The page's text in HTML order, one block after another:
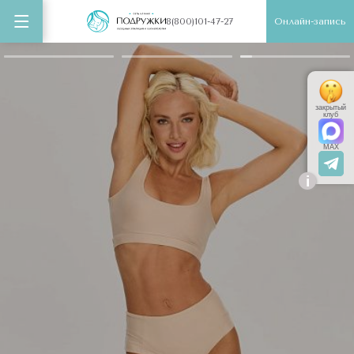
8(800)101-47-27 Онлайн-запись
i
закрытый
клуб
MAX